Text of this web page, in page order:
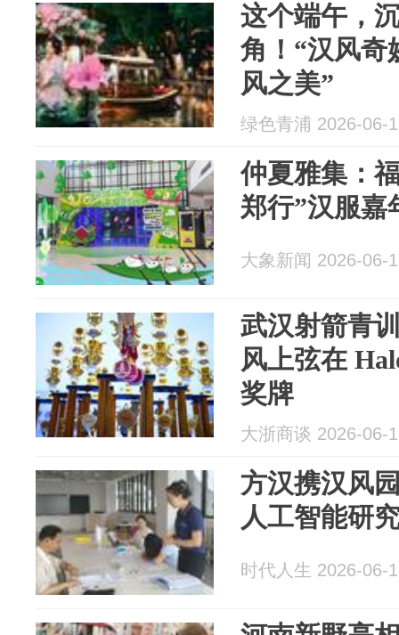
这个端午，
角！“汉风奇
风之美”
绿色青浦 2026-06-
仲夏雅集：
郑行”汉服嘉
大象新闻 2026-06-
武汉射箭青
风上弦在
奖牌
大浙商谈 2026-06-
方汉携汉风
人工智能研
时代人生 2026-06-